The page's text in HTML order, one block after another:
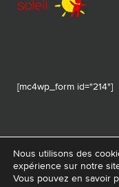
[mc4wp_form id="214"]
© 2026 Tous droits
Nous utilisons des
expérience sur notre
Vous pouvez en savoir